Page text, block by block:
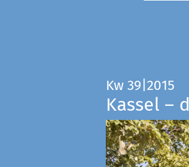
Kw 39|2015
Kassel –